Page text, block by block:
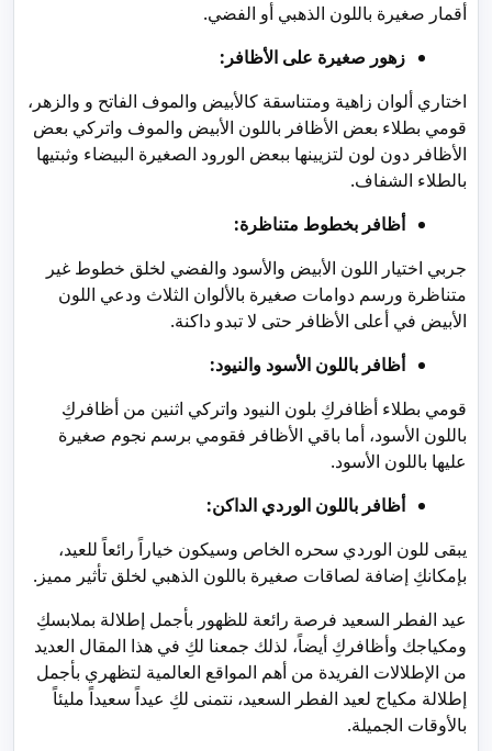
أقمار صغيرة باللون الذهبي أو الفضي.
زهور صغيرة على الأظافر:
اختاري ألوان زاهية ومتناسقة كالأبيض والموف الفاتح و والزهر،
قومي بطلاء بعض الأظافر باللون الأبيض والموف واتركي بعض
الأظافر دون لون لتزيينها ببعض الورود الصغيرة البيضاء وثبتيها
بالطلاء الشفاف.
أظافر بخطوط متناظرة:
جربي اختيار اللون الأبيض والأسود والفضي لخلق خطوط غير
متناظرة ورسم دوامات صغيرة بالألوان الثلاث ودعي اللون
الأبيض في أعلى الأظافر حتى لا تبدو داكنة.
أظافر باللون الأسود والنيود:
قومي بطلاء أظافركِ بلون النيود واتركي اثنين من أظافركِ
باللون الأسود، أما باقي الأظافر فقومي برسم نجوم صغيرة
عليها باللون الأسود.
أظافر باللون الوردي الداكن:
يبقى للون الوردي سحره الخاص وسيكون خياراً رائعاً للعيد،
بإمكانكِ إضافة لصاقات صغيرة باللون الذهبي لخلق تأثير مميز.
عيد الفطر السعيد فرصة رائعة للظهور بأجمل إطلالة بملابسكِ
ومكياجك وأظافركِ أيضاً، لذلك جمعنا لكِ في هذا المقال العديد
من الإطلالات الفريدة من أهم المواقع العالمية لتظهري بأجمل
إطلالة مكياج لعيد الفطر السعيد، نتمنى لكِ عيداً سعيداً مليئاً
بالأوقات الجميلة.